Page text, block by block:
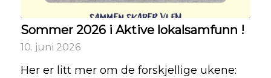
Sommer 2026 i Aktive lokalsamfunn !
10. juni 2026
Her er litt mer om de forskjellige ukene: